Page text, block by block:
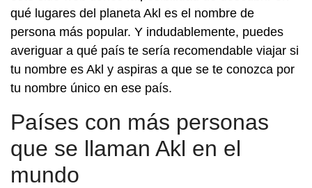
qué lugares del planeta Akl es el nombre de
persona más popular. Y indudablemente, puedes
averiguar a qué país te sería recomendable viajar si
tu nombre es Akl y aspiras a que se te conozca por
tu nombre único en ese país.
Países con más personas
que se llaman Akl en el
mundo